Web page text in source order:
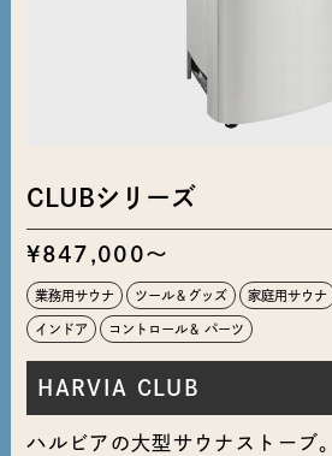
CLUBシリーズ
¥847,000～
業務用サウナ ツール＆グッズ 家庭用サウナ
インドア コントロール＆ パーツ
HARVIA CLUB
ハルビアの大型サウナストーブ。